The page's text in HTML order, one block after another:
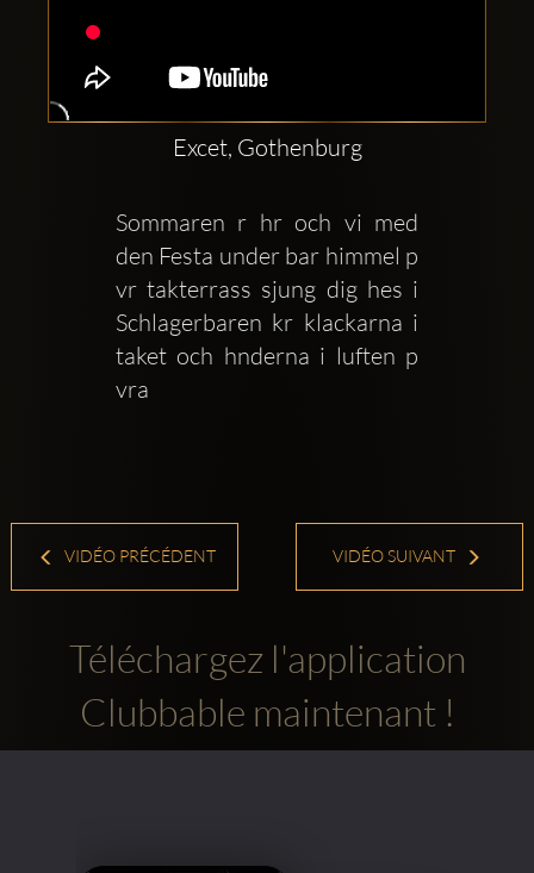
sociaux
Clubbable:
Excet, Gothenburg
Sommaren r hr och vi med
den Festa under bar himmel p
vr takterrass sjung dig hes i
Schlagerbaren kr klackarna i
taket och hnderna i luften p
vra
VIDÉO PRÉCÉDENT VIDÉO SUIVANT
Téléchargez l'application
Clubbable maintenant !